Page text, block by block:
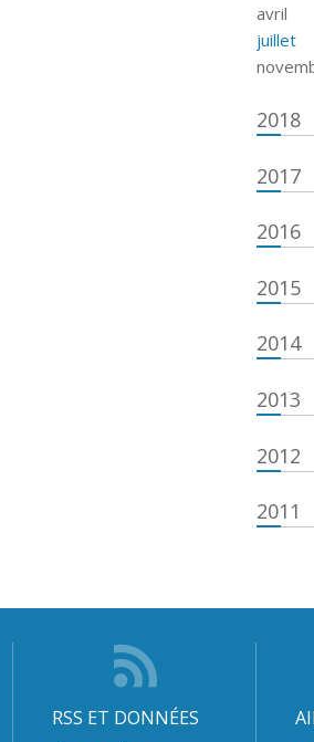
avril
juillet
2018
2017
2016
2015
2014
2013
2012
2011
RSS ET DONNÉES